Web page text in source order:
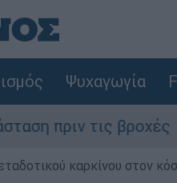
Ψυχαγωγία
τις βροχές
καρκίνου στον